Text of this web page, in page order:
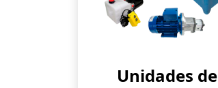
Unidades de